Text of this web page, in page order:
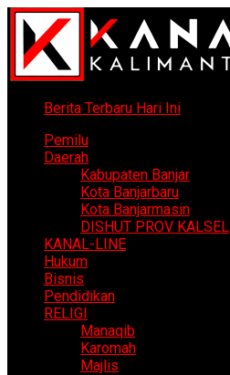
Berita Terbaru Hari Ini
Pemilu
Daerah
Kabupaten Banjar
Kota Banjarbaru
Kota Banjarmasin
DISHUT PROV KALSEL
KANAL-LINE
Hukum
Bisnis
Pendidikan
RELIGI
Manaqib
Karomah
Majlis